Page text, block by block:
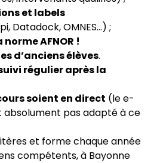
et labels
Datadock, OMNES…) ;
AFNOR !
d’anciens élèves.
régulier après la
soient en direct (le e-
absolument pas adapté à ce
et forme chaque année
compétents, à Bayonne